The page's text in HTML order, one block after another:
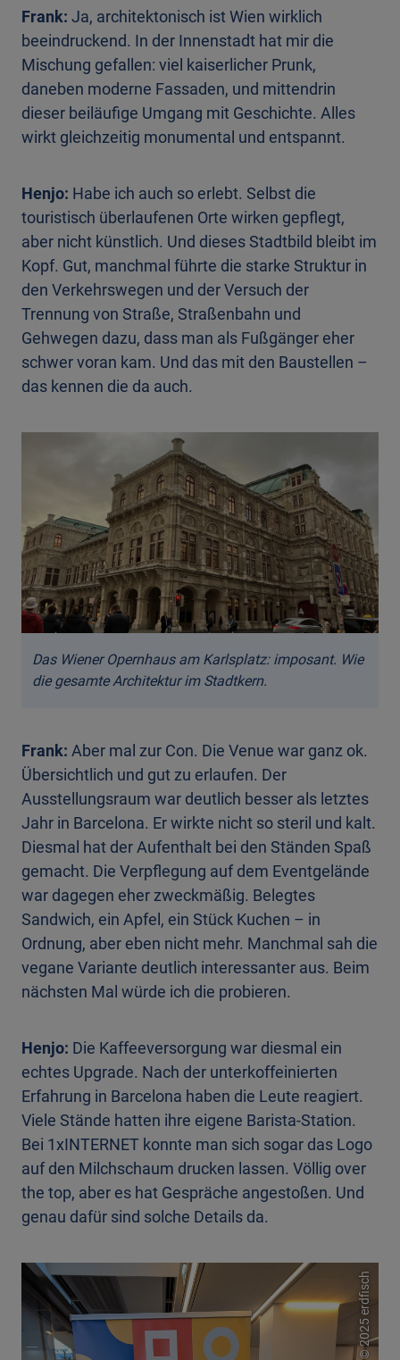
Frank: Ja, architektonisch ist Wien wirklich
beeindruckend. In der Innenstadt hat mir die
Mischung gefallen: viel kaiserlicher Prunk,
daneben moderne Fassaden, und mittendrin
dieser beiläufige Umgang mit Geschichte. Alles
wirkt gleichzeitig monumental und entspannt.
Henjo: Habe ich auch so erlebt. Selbst die
touristisch überlaufenen Orte wirken gepflegt,
aber nicht künstlich. Und dieses Stadtbild bleibt im
Kopf. Gut, manchmal führte die starke Struktur in
den Verkehrswegen und der Versuch der
Trennung von Straße, Straßenbahn und
Gehwegen dazu, dass man als Fußgänger eher
schwer voran kam. Und das mit den Baustellen –
das kennen die da auch.
Das Wiener Opernhaus am Karlsplatz: imposant. Wie
die gesamte Architektur im Stadtkern.
Frank: Aber mal zur Con. Die Venue war ganz ok.
Übersichtlich und gut zu erlaufen. Der
Ausstellungsraum war deutlich besser als letztes
Jahr in Barcelona. Er wirkte nicht so steril und kalt.
Diesmal hat der Aufenthalt bei den Ständen Spaß
gemacht. Die Verpflegung auf dem Eventgelände
war dagegen eher zweckmäßig. Belegtes
Sandwich, ein Apfel, ein Stück Kuchen – in
Ordnung, aber eben nicht mehr. Manchmal sah die
vegane Variante deutlich interessanter aus. Beim
nächsten Mal würde ich die probieren.
Henjo: Die Kaffeeversorgung war diesmal ein
echtes Upgrade. Nach der unterkoffeinierten
Erfahrung in Barcelona haben die Leute reagiert.
Viele Stände hatten ihre eigene Barista-Station.
Bei 1xINTERNET konnte man sich sogar das Logo
auf den Milchschaum drucken lassen. Völlig over
the top, aber es hat Gespräche angestoßen. Und
genau dafür sind solche Details da.
©
2025 erdfisch